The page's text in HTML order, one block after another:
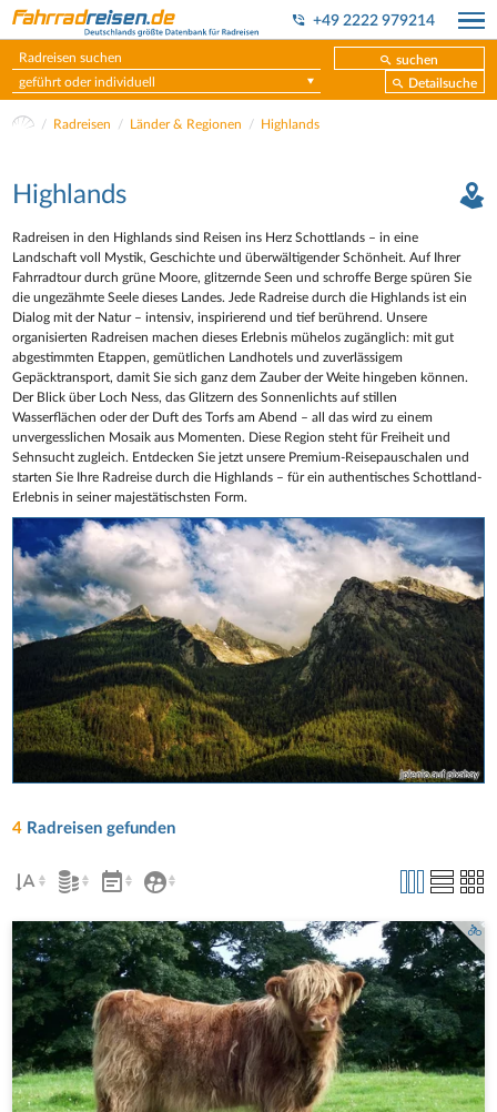
+49 2222 979214
suchen
geführt oder individuell
Detailsuche
Radreisen Länder & Regionen Highlands
jplenio auf pixabay
Highlands
Radreisen in den Highlands sind Reisen ins Herz Schottlands – in eine
Landschaft voll Mystik, Geschichte und überwältigender Schönheit. Auf Ihrer
Fahrradtour durch grüne Moore, glitzernde Seen und schroffe Berge spüren Sie
die ungezähmte Seele dieses Landes. Jede Radreise durch die Highlands ist ein
Dialog mit der Natur – intensiv, inspirierend und tief berührend. Unsere
organisierten Radreisen machen dieses Erlebnis mühelos zugänglich: mit gut
abgestimmten Etappen, gemütlichen Landhotels und zuverlässigem
Gepäcktransport, damit Sie sich ganz dem Zauber der Weite hingeben können.
Der Blick über Loch Ness, das Glitzern des Sonnenlichts auf stillen
Wasserflächen oder der Duft des Torfs am Abend – all das wird zu einem
unvergesslichen Mosaik aus Momenten. Diese Region steht für Freiheit und
Sehnsucht zugleich. Entdecken Sie jetzt unsere Premium-Reisepauschalen und
starten Sie Ihre Radreise durch die Highlands – für ein authentisches Schottland-
Erlebnis in seiner majestätischsten Form.
4 Radreisen gefunden